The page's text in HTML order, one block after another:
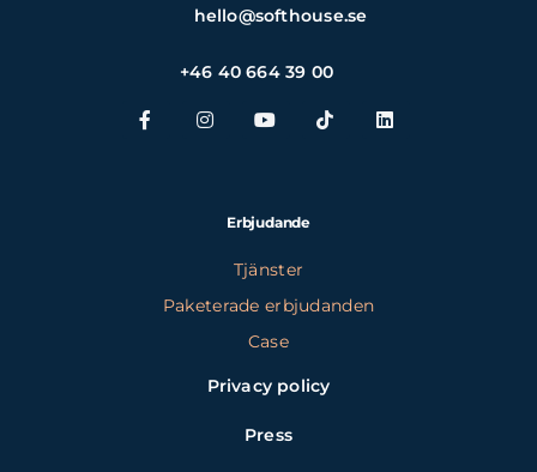
hello@softhouse.se
+46 40 664 39 00
Erbjudande
Tjänster
Paketerade erbjudanden
Case
Privacy policy
Press